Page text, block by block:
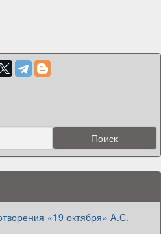
«19 октября» А.С.